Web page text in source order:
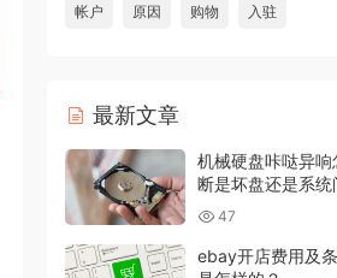
帐户 原因 购物 入驻
最新文章
机械硬盘咔哒异响
断是坏盘还是系统
47
ebay开店费用及